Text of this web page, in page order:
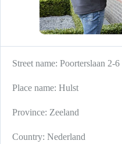
Street name: Poorterslaan 2-6
Place name: Hulst
Province: Zeeland
Country: Nederland